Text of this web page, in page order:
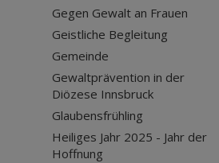
Gegen Gewalt an Frauen
Geistliche Begleitung
Gemeinde
Gewaltprävention in der
Diözese Innsbruck
Glaubensfrühling
Heiliges Jahr 2025 - Jahr der
Hoffnung